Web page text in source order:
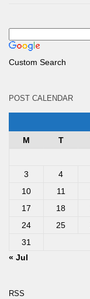
Custom Search
POST CALENDAR
M
T
3
4
10
11
17
18
24
25
31
« Jul
RSS